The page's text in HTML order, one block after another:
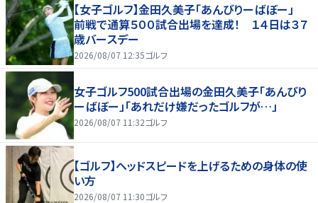
【女子ゴルフ】金田久美子「あんびりーばぼー」
前戦で通算５００試合出場を達成！ １４日は３７
歳バースデー
2026/08/07 12:35ゴルフ
女子ゴルフ500試合出場の金田久美子「あんびり
ーばぼー」「あれだけ嫌だったゴルフが…」
2026/08/07 11:32ゴルフ
【ゴルフ】ヘッドスピードを上げるための身体の使
い方
2026/08/07 11:30ゴルフ